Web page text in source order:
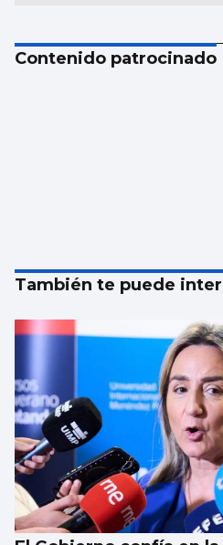
Contenido patrocinado
También te puede